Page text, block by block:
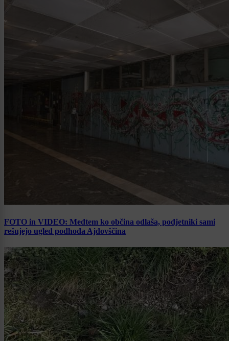
FOTO in VIDEO: Medtem ko občina odlaša, podjetniki sami
rešujejo ugled podhoda Ajdovščina